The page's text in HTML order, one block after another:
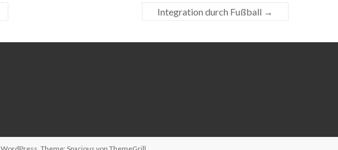
Integration durch Fußball →